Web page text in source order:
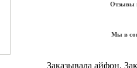
Отзывы
Мы в
Заказывала айфон.